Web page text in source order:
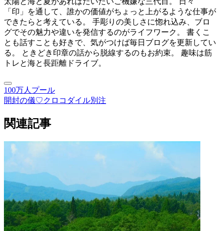
「印」を通して、誰かの価値がちょっと上がるような仕事が
できたらと考えている。 手彫りの美しさに惚れ込み、ブロ
グでその魅力や違いを発信するのがライフワーク。 書くこ
とも話すことも好きで、気がつけば毎日ブログを更新してい
る。 ときどき印章の話から脱線するのもお約束。 趣味は筋
トレと海と長距離ドライブ。
100万人プール
開封の儀♡クロコダイル別注
関連記事